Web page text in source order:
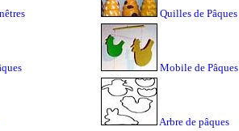
Quilles de Pâques
Mobile de Pâques
Arbre de pâques